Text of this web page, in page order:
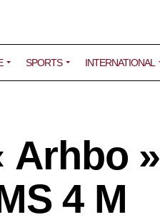
SPORTS INTERNATIONAL
Arhbo »
4 M